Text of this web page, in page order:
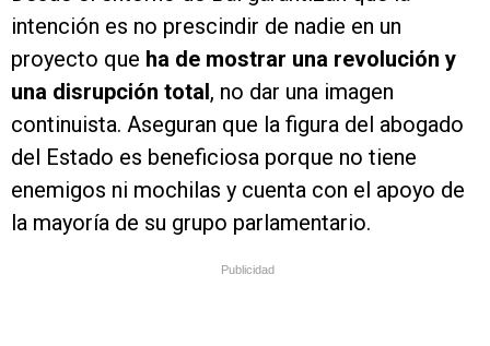
intención es no prescindir de nadie en un
proyecto que ha de mostrar una revolución y
una disrupción total, no dar una imagen
continuista. Aseguran que la figura del abogado
del Estado es beneficiosa porque no tiene
enemigos ni mochilas y cuenta con el apoyo de
la mayoría de su grupo parlamentario.
Publicidad